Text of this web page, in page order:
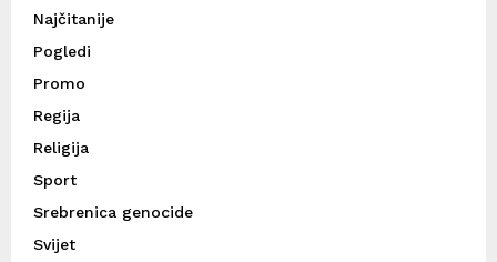
Najčitanije
Pogledi
Promo
Regija
Religija
Sport
Srebrenica genocide
Svijet